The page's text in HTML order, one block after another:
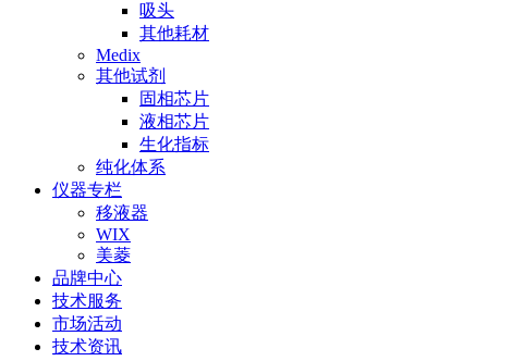
吸头
其他耗材
Medix
其他试剂
固相芯片
液相芯片
生化指标
纯化体系
仪器专栏
移液器
WIX
美菱
品牌中心
技术服务
市场活动
技术资讯